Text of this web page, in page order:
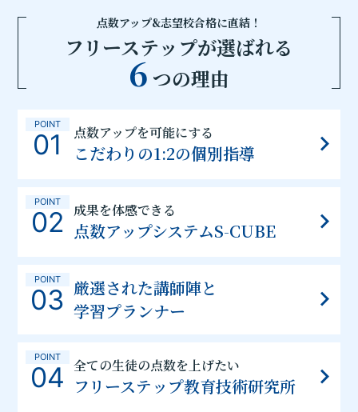
点数アップ&志望校合格に直結！
フリーステップが選ばれる
6 つの理由
POINT
01 点数アップを可能にする
こだわりの1:2の個別指導
POINT
02 成果を体感できる
点数アップシステムS-CUBE
POINT
03 厳選された講師陣と
学習プランナー
POINT
04 全ての生徒の点数を上げたい
フリーステップ教育技術研究所